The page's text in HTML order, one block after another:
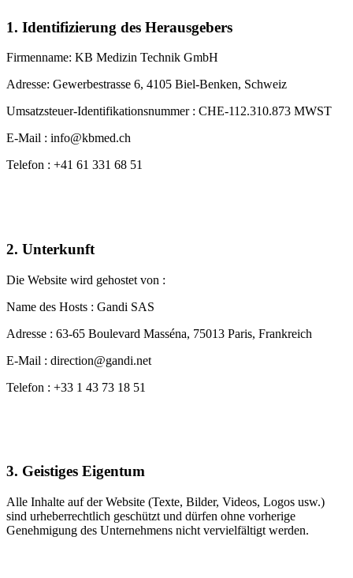
1. Identifizierung des Herausgebers
Firmenname: KB Medizin Technik GmbH
Adresse: Gewerbestrasse 6, 4105 Biel-Benken, Schweiz
Umsatzsteuer-Identifikationsnummer : CHE-112.310.873 MWST
E-Mail : info@kbmed.ch
Telefon : +41 61 331 68 51
2. Unterkunft
Die Website wird gehostet von :
Name des Hosts : Gandi SAS
Adresse : 63-65 Boulevard Masséna, 75013 Paris, Frankreich
E-Mail : direction@gandi.net
Telefon : +33 1 43 73 18 51
3. Geistiges Eigentum
Alle Inhalte auf der Website (Texte, Bilder, Videos, Logos usw.)
sind urheberrechtlich geschützt und dürfen ohne vorherige
Genehmigung des Unternehmens nicht vervielfältigt werden.